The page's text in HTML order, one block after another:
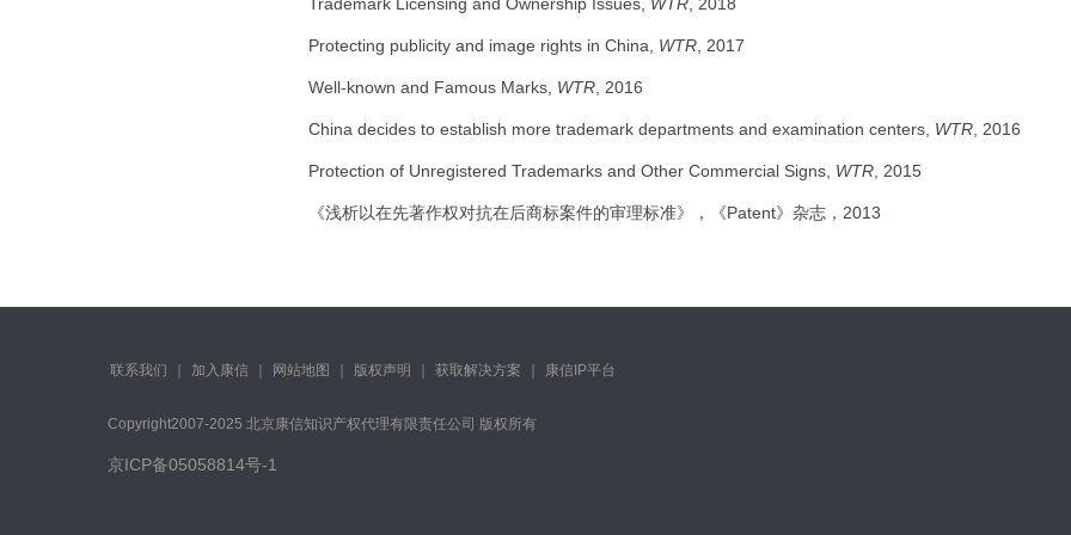
Protecting publicity and image rights in China, WTR , 2017
Well-known and Famous Marks, WTR , 2016
China decides to establish more trademark departments and examination centers, WTR , 2016
Protection of Unregistered Trademarks and Other Commercial Signs, WTR , 2015
《浅析以在先著作权对抗在后商标案件的审理标准》，《Patent》杂志，2013
联系我们 加入康信 网站地图 版权声明 获取解决方案 康信IP平台
Copyright️2007-2025 北京康信知识产权代理有限责任公司 版权所有
京ICP备05058814号-1